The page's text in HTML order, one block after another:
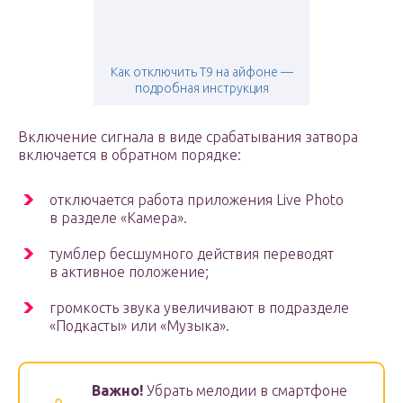
Как отключить Т9 на айфоне —
подробная инструкция
Включение сигнала в виде срабатывания затвора
включается в обратном порядке:
отключается работа приложения Live Photo
в разделе «Камера».
тумблер бесшумного действия переводят
в активное положение;
громкость звука увеличивают в подразделе
«Подкасты» или «Музыка».
Важно! Убрать мелодии в смартфоне